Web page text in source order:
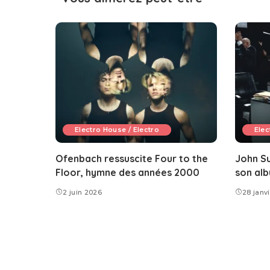
Electro House / Electro
Ofenbach ressuscite Four to the
Floor, hymne des années 2000
2 juin 2026
John
son
28